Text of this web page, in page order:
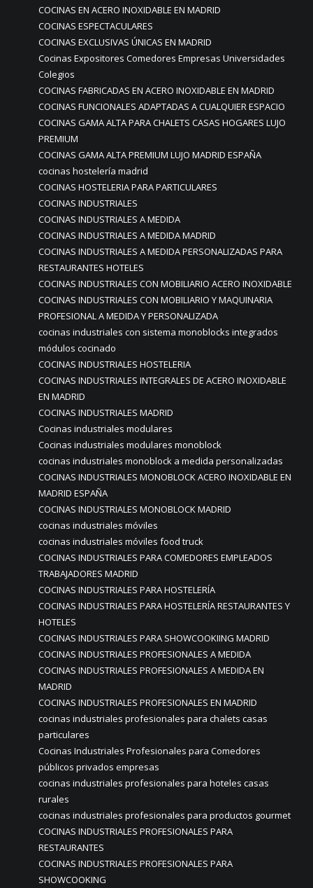
COCINAS EN ACERO INOXIDABLE EN MADRID
COCINAS ESPECTACULARES
COCINAS EXCLUSIVAS ÚNICAS EN MADRID
Cocinas Expositores Comedores Empresas Universidades
Colegios
COCINAS FABRICADAS EN ACERO INOXIDABLE EN MADRID
COCINAS FUNCIONALES ADAPTADAS A CUALQUIER ESPACIO
COCINAS GAMA ALTA PARA CHALETS CASAS HOGARES LUJO
PREMIUM
COCINAS GAMA ALTA PREMIUM LUJO MADRID ESPAÑA
cocinas hostelería madrid
COCINAS HOSTELERIA PARA PARTICULARES
COCINAS INDUSTRIALES
COCINAS INDUSTRIALES A MEDIDA
COCINAS INDUSTRIALES A MEDIDA MADRID
COCINAS INDUSTRIALES A MEDIDA PERSONALIZADAS PARA
RESTAURANTES HOTELES
COCINAS INDUSTRIALES CON MOBILIARIO ACERO INOXIDABLE
COCINAS INDUSTRIALES CON MOBILIARIO Y MAQUINARIA
PROFESIONAL A MEDIDA Y PERSONALIZADA
cocinas industriales con sistema monoblocks integrados
módulos cocinado
COCINAS INDUSTRIALES HOSTELERIA
COCINAS INDUSTRIALES INTEGRALES DE ACERO INOXIDABLE
EN MADRID
COCINAS INDUSTRIALES MADRID
Cocinas industriales modulares
Cocinas industriales modulares monoblock
cocinas industriales monoblock a medida personalizadas
COCINAS INDUSTRIALES MONOBLOCK ACERO INOXIDABLE EN
MADRID ESPAÑA
COCINAS INDUSTRIALES MONOBLOCK MADRID
cocinas industriales móviles
cocinas industriales móviles food truck
COCINAS INDUSTRIALES PARA COMEDORES EMPLEADOS
TRABAJADORES MADRID
COCINAS INDUSTRIALES PARA HOSTELERÍA
COCINAS INDUSTRIALES PARA HOSTELERÍA RESTAURANTES Y
HOTELES
COCINAS INDUSTRIALES PARA SHOWCOOKIING MADRID
COCINAS INDUSTRIALES PROFESIONALES A MEDIDA
COCINAS INDUSTRIALES PROFESIONALES A MEDIDA EN
MADRID
COCINAS INDUSTRIALES PROFESIONALES EN MADRID
cocinas industriales profesionales para chalets casas
particulares
Cocinas Industriales Profesionales para Comedores
públicos privados empresas
cocinas industriales profesionales para hoteles casas
rurales
cocinas industriales profesionales para productos gourmet
COCINAS INDUSTRIALES PROFESIONALES PARA
RESTAURANTES
COCINAS INDUSTRIALES PROFESIONALES PARA
SHOWCOOKING